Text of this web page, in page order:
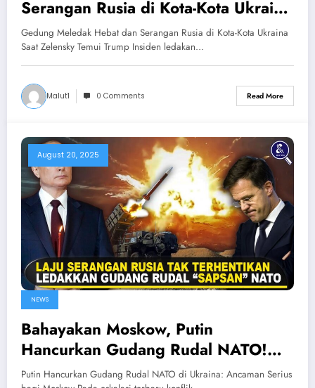
Serangan Rusia di Kota-Kota Ukraina
Saat Zelensky Temui Trump
Gedung Meledak Hebat dan Serangan Rusia di Kota-Kota Ukraina
Saat Zelensky Temui Trump Insiden ledakan…
Malut1 0 Comments Read More
August 20, 2025
NEWS
Bahayakan Moskow, Putin
Hancurkan Gudang Rudal NATO!
Rusia Serang Gudang Rudal Ukraina
Putin Hancurkan Gudang Rudal NATO di Ukraina: Ancaman Serius